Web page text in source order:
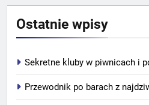
Ostatnie wpisy
Sekretne kluby w piwnicach i
Przewodnik po barach z